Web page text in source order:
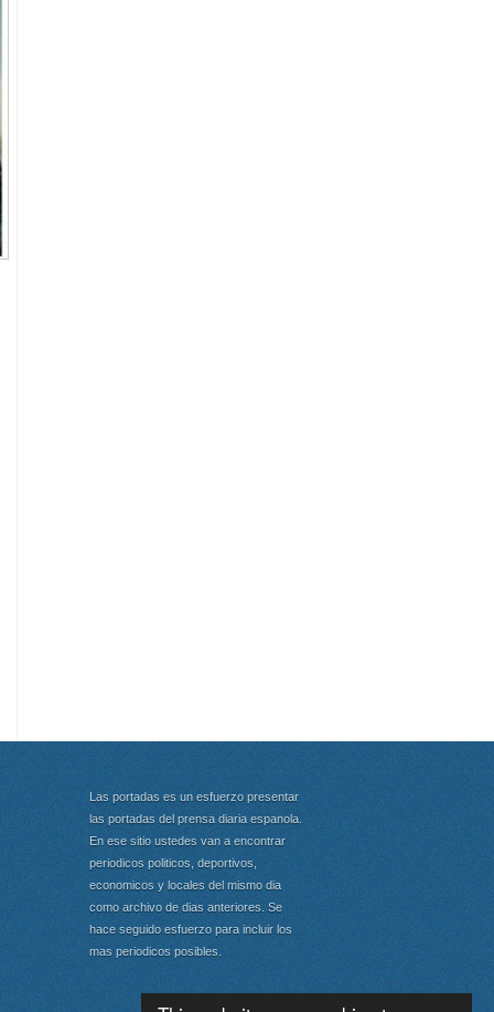
Las portadas es un esfuerzo presentar
las portadas del prensa diaria espanola.
En ese sitio ustedes van a encontrar
periodicos politicos, deportivos,
economicos y locales del mismo dia
como archivo de dias anteriores. Se
hace seguido esfuerzo para incluir los
mas periodicos posibles.